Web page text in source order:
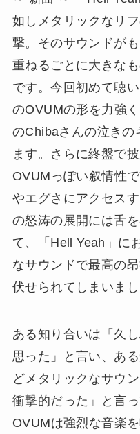
如しメタリックなリ
撃。そのサウンドが
重ねるごとに大きな
です。今回初めて聴
のOVUMの形を力強
のChibaさんの泣きの
ます。さらに終盤で
OVUMっぽい叙情性
やエグさにアクセス
の怒涛の展開には舌
て、「Hell Yeah」に
なサウンドで最高の
伏せられてしまいまし
ある知り合いは「久
思った」と言い、あ
どメタリックなサウ
衝撃的だった」と言
OVUMは強烈な音楽